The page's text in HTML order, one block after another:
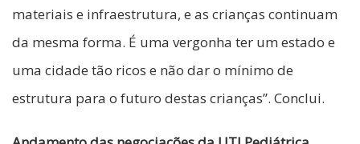
materiais e infraestrutura, e as crianças continuam
da mesma forma. É uma vergonha ter um estado e
uma cidade tão ricos e não dar o mínimo de
estrutura para o futuro destas crianças”. Conclui.